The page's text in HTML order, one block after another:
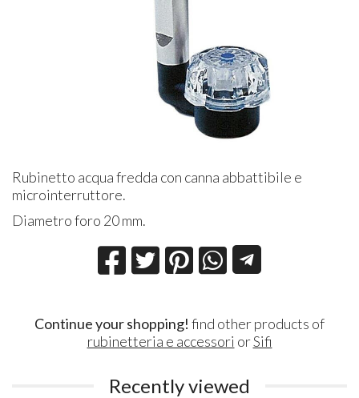
Rubinetto acqua fredda con canna abbattibile e
microinterruttore.
Diametro foro 20 mm.
Continue your shopping! find other products of
rubinetteria e accessori orSifi
Recently viewed